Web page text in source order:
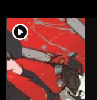
player2